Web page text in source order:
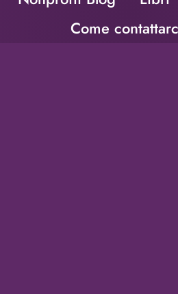
Come